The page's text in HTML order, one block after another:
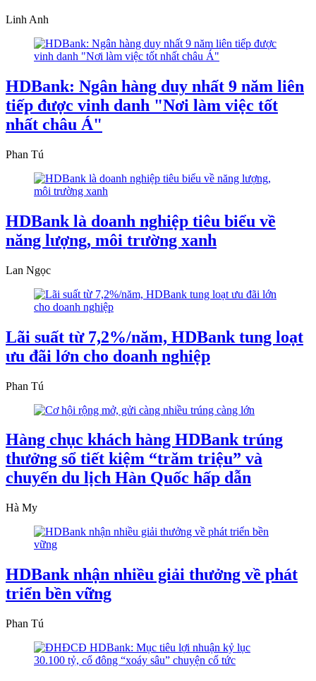
Linh Anh
HDBank: Ngân hàng duy nhất 9 năm liên
tiếp được vinh danh "Nơi làm việc tốt
nhất châu Á"
Phan Tú
HDBank là doanh nghiệp tiêu biểu về
năng lượng, môi trường xanh
Lan Ngọc
Lãi suất từ 7,2%/năm, HDBank tung loạt
ưu đãi lớn cho doanh nghiệp
Phan Tú
Hàng chục khách hàng HDBank trúng
thưởng sổ tiết kiệm “trăm triệu” và
chuyến du lịch Hàn Quốc hấp dẫn
Hà My
HDBank nhận nhiều giải thưởng về phát
triển bền vững
Phan Tú